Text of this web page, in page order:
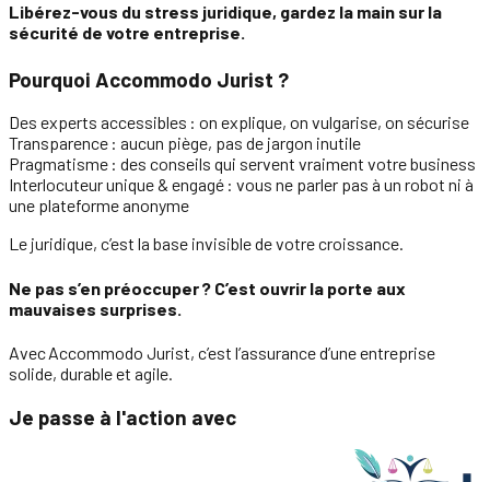
Libérez-vous du stress juridique, gardez la main sur la
sécurité de votre entreprise.
Pourquoi Accommodo Jurist ?
Des experts accessibles : on explique, on vulgarise, on sécurise
Transparence : aucun piège, pas de jargon inutile
Pragmatisme : des conseils qui servent vraiment votre business
Interlocuteur unique & engagé : vous ne parler pas à un robot ni à
une plateforme anonyme
Le juridique, c’est la base invisible de votre croissance.
Ne pas s’en préoccuper ? C’est ouvrir la porte aux
mauvaises surprises.
Avec Accommodo Jurist, c’est l’assurance d’une entreprise
solide, durable et agile.
Je passe à l'action avec